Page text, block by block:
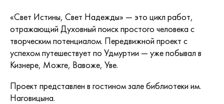
«Свет Истины, Свет Надежды» — это цикл работ,
отражающий Духовный поиск простого человека с
творческим потенциалом. Передвижной проект с
успехом путешествует по Удмуртии — уже побывал в
Кизнере, Можге, Вавоже, Уве.
Проект представлен в гостином зале библиотеки им.
Наговицына.